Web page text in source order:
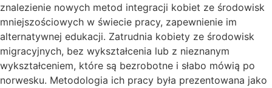
znalezienie nowych metod integracji kobiet ze środowisk
mniejszościowych w świecie pracy, zapewnienie im
alternatywnej edukacji. Zatrudnia kobiety ze środowisk
migracyjnych, bez wykształcenia lub z nieznanym
wykształceniem, które są bezrobotne i słabo mówią po
norwesku. Metodologia ich pracy była prezentowana jako